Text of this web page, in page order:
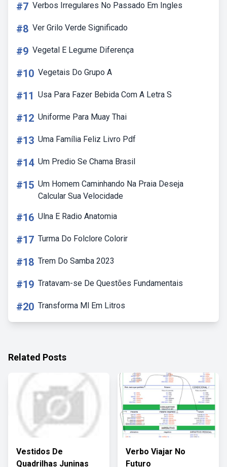
#7 Verbos Irregulares No Passado Em Ingles
#8 Ver Grilo Verde Significado
#9 Vegetal E Legume Diferença
#10 Vegetais Do Grupo A
#11 Usa Para Fazer Bebida Com A Letra S
#12 Uniforme Para Muay Thai
#13 Uma Família Feliz Livro Pdf
#14 Um Predio Se Chama Brasil
#15 Um Homem Caminhando Na Praia Deseja
Calcular Sua Velocidade
#16 Ulna E Radio Anatomia
#17 Turma Do Folclore Colorir
#18 Trem Do Samba 2023
#19 Tratavam-se De Questões Fundamentais
#20 Transforma Ml Em Litros
Related Posts
Vestidos De
Quadrilhas Juninas
Verbo Viajar No
Futuro